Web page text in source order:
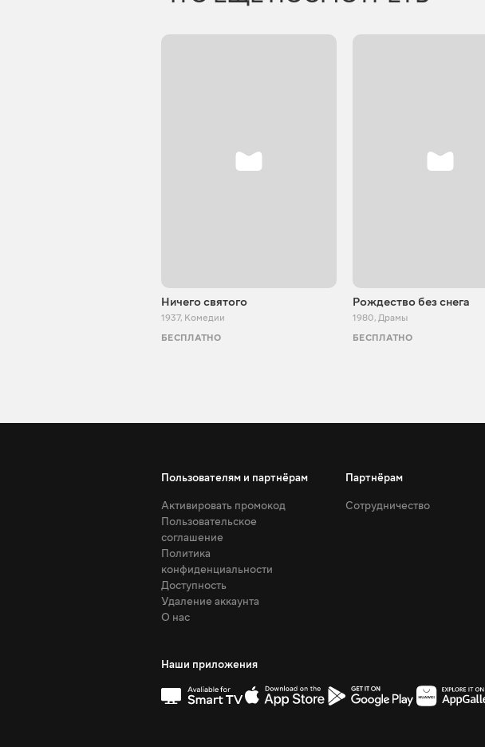
Ничего святого
1937, Комедии
БЕСПЛАТНО
Рождество без снега
1980, Драмы
БЕСПЛАТНО
Пользователям и партнёрам
Активировать промокод
Пользовательское
соглашение
Политика
конфиденциальности
Доступность
Удаление аккаунта
О нас
Партнёрам
Сотрудничество
Наши приложения